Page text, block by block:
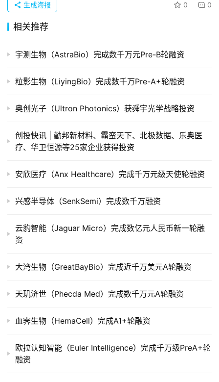
品
牌
购
组
公
司
市
创
据
业
院
0 0
生成海报
相关推荐
宇测生物（AstraBio）完成数千万元Pre-B轮融资
粒影生物（LiyingBio）完成数千万Pre-A+轮融资
奥创光子（Ultron Photonics）获舜宇光学战略投资
创投快讯 | 勤邦新材料、​霸蛮天下、北极数据、乐奥医
疗、华卫恒源等25家企业获得投资
安欣医疗（Anx Healthcare）完成千万元级天使轮融资
兴感半导体（SenkSemi）完成数千万融资
云豹智能（Jaguar Micro）完成数亿元人民币新一轮融
资
大湾生物（GreatBayBio）完成近千万美元A轮融资
天玑济世（Phecda Med）完成数千万元A轮融资
血霁生物（HemaCell）完成A1+轮融资
欧拉认知智能（Euler Intelligence）完成千万级PreA+轮
融资